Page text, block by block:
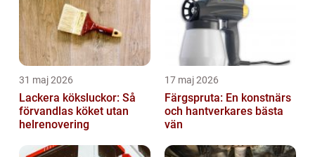
31 maj 2026
Lackera köksluckor: Så
förvandlas köket utan
helrenovering
17 maj 2026
Färgspruta: En konstnärs
och hantverkares bästa
vän